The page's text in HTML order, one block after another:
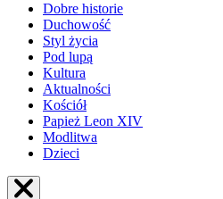
Dobre historie
Duchowość
Styl życia
Pod lupą
Kultura
Aktualności
Kościół
Papież Leon XIV
Modlitwa
Dzieci